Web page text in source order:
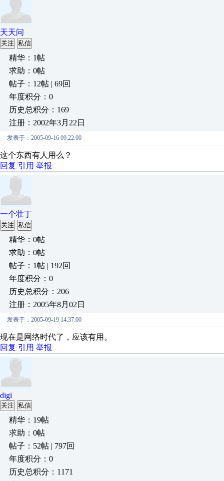
天天问
关注 私信
精华：1帖
求助：0帖
帖子：12帖 | 69回
年度积分：0
历史总积分：169
注册：2002年3月22日
发表于：2005-09-16 09:22:00
这个东西有人用么？
回复 引用 举报
一个壮丁
关注 私信
精华：0帖
求助：0帖
帖子：1帖 | 192回
年度积分：0
历史总积分：206
注册：2005年8月02日
发表于：2005-09-19 14:37:00
现在是网络时代了，应该有用。
回复 引用 举报
digi
关注 私信
精华：19帖
求助：0帖
帖子：52帖 | 797回
年度积分：0
历史总积分：1171